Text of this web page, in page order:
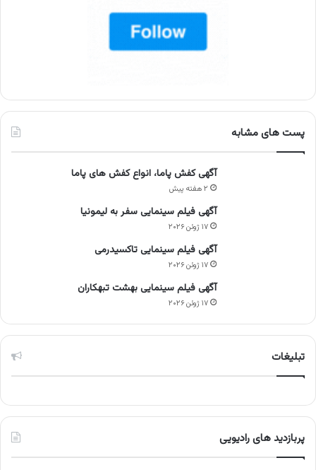
پست های مشابه
آگهی کفش پاما، انواع کفش های پاما
۲ هفته پیش
آگهی فیلم سینمایی سفر به لیمونیا
۱۷ ژوئن ۲۰۲۶
آگهی فیلم سینمایی تاکسیدرمی
۱۷ ژوئن ۲۰۲۶
آگهی فیلم سینمایی بهشت تبهکاران
۱۷ ژوئن ۲۰۲۶
تبلیغات
پربازدید های رادیویی